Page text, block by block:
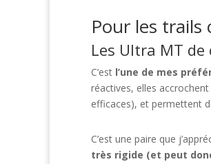
Pour les
Les Ultra MT de
C’est l’une de mes
réactives, elles
efficaces), et permettent
C’est une paire que
très rigide (et peut